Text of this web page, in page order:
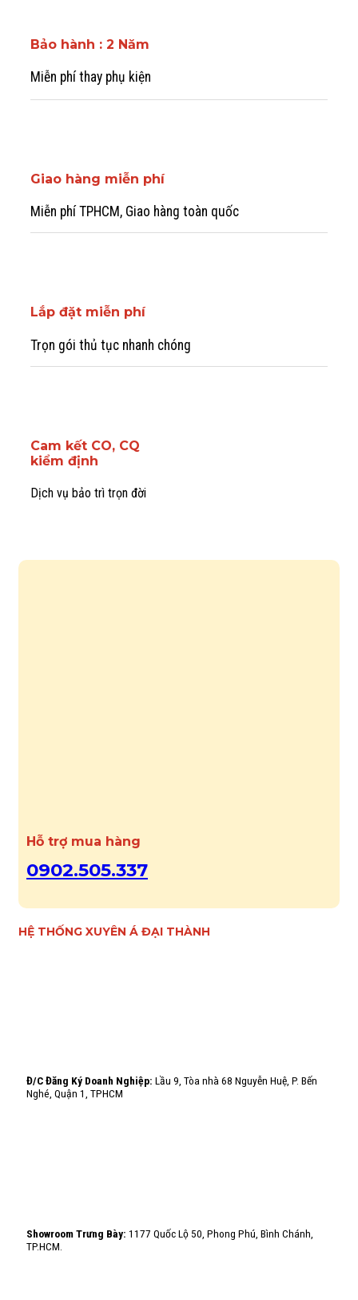
Bảo hành : 2 Năm
Miễn phí thay phụ kiện
Giao hàng miễn phí
Miễn phí TPHCM, Giao hàng toàn quốc
Lắp đặt miễn phí
Trọn gói thủ tục nhanh chóng
Cam kết CO, CQ
kiểm định
Dịch vụ bảo trì trọn đời
Hỗ trợ mua hàng
0902.505.337
HỆ THỐNG XUYÊN Á ĐẠI THÀNH
Đ/C Đăng Ký Doanh Nghiệp: Lầu 9, Tòa nhà 68 Nguyễn Huệ, P. Bến
Nghé, Quận 1, TPHCM
Showroom Trưng Bày: 1177 Quốc Lộ 50, Phong Phú, Bình Chánh,
TP.HCM.